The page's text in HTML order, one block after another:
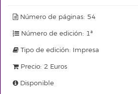
Número de páginas: 54
Número de edición: 1ª
Tipo de edición: Impresa
Precio: 2 Euros
Disponible